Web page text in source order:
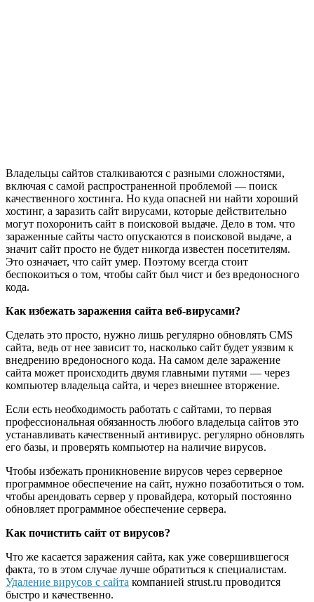
Владельцы сайтов сталкиваются с разными сложностями,
включая с самой распространенной проблемой — поиск
качественного хостинга. Но куда опасней ни найти хороший
хостинг, а заразить сайт вирусами, которые действительно
могут похоронить сайт в поисковой выдаче. Дело в том. что
зараженные сайты часто опускаются в поисковой выдаче, а
значит сайт просто не будет никогда известен посетителям.
Это означает, что сайт умер. Поэтому всегда стоит
беспокоиться о том, чтобы сайт был чист и без вредоносного
кода.
Как избежать заражения сайта веб-вирусами?
Сделать это просто, нужно лишь регулярно обновлять CMS
сайта, ведь от нее зависит то, насколько сайт будет уязвим к
внедрению вредоносного кода. На самом деле заражение
сайта может происходить двумя главными путями — через
компьютер владельца сайта, и через внешнее вторжение.
Если есть необходимость работать с сайтами, то первая
профессиональная обязанность любого владельца сайтов это
устанавливать качественный антивирус. регулярно обновлять
его базы, и проверять компьютер на наличие вирусов.
Чтобы избежать проникновение вирусов через серверное
программное обеспечение на сайт, нужно позаботиться о том.
чтобы арендовать сервер у провайдера, который постоянно
обновляет программное обеспечение сервера.
Как почистить сайт от вирусов?
Что же касается заражения сайта, как уже совершившегося
факта, то в этом случае лучше обратиться к специалистам.
Удаление вирусов с сайта компанией strust.ru проводится
быстро и качественно.